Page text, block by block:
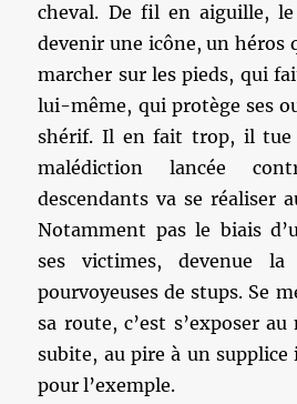
cheval. De fil en aiguille,
devenir une icône, un héros
marcher sur les pieds, qui
lui-même, qui protège ses
shérif. Il en fait trop, il tue
malédiction lancée
descendants va se réaliser
Notamment pas le biais
ses victimes, devenue
pourvoyeuses de stups. Se
sa route, c’est s’exposer
subite, au pire à un supplice
pour l’exemple.